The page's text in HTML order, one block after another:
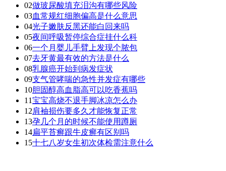
02做玻尿酸填充泪沟有哪些风险
03血常规红细胞偏高是什么意思
04光子嫩肤反黑还能白回来吗
05夜间呼吸暂停综合症挂什么科
06一个月婴儿手臂上发现个脓包
07去牙黄最有效的方法是什么
08乳腺癌开始到病发症状
09支气管哮喘的急性并发症有哪些
10胆固醇高血脂高可以吃香蕉吗
11宝宝高烧不退手脚冰凉怎么办
12肩袖损伤要多久才能恢复正常
13孕几个月的时候不能使用蹲厕
14扁平苔癣跟牛皮癣有区别吗
15十七八岁女生初次体检需注意什么